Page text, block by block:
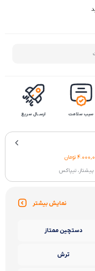
سیب سلامت ارســال سریع
تیپاکس
نمایش بیشتر
دستچین ممتاز
ترش